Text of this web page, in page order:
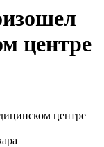
центре